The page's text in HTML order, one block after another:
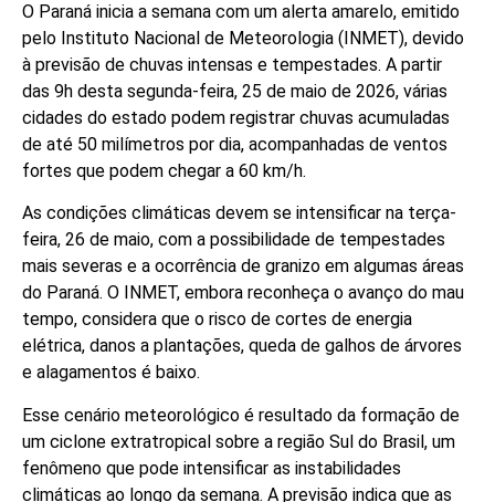
O Paraná inicia a semana com um alerta amarelo, emitido
pelo Instituto Nacional de Meteorologia (INMET), devido
à previsão de chuvas intensas e tempestades. A partir
das 9h desta segunda-feira, 25 de maio de 2026, várias
cidades do estado podem registrar chuvas acumuladas
de até 50 milímetros por dia, acompanhadas de ventos
fortes que podem chegar a 60 km/h.
As condições climáticas devem se intensificar na terça-
feira, 26 de maio, com a possibilidade de tempestades
mais severas e a ocorrência de granizo em algumas áreas
do Paraná. O INMET, embora reconheça o avanço do mau
tempo, considera que o risco de cortes de energia
elétrica, danos a plantações, queda de galhos de árvores
e alagamentos é baixo.
Esse cenário meteorológico é resultado da formação de
um ciclone extratropical sobre a região Sul do Brasil, um
fenômeno que pode intensificar as instabilidades
climáticas ao longo da semana. A previsão indica que as